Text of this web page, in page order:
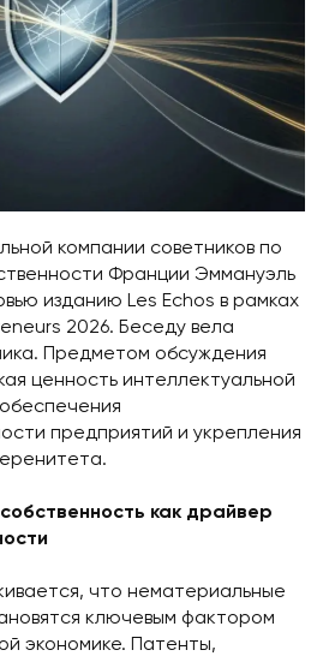
компании советников по
Франции Эммануэль
изданию Les Echos в рамках
2026. Беседу вела
Предметом обсуждения
ценность интеллектуальной
предприятий и укрепления
как драйвер
что нематериальные
ключевым фактором
экономике. Патенты,